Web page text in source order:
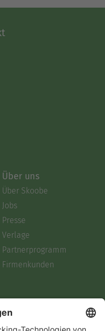
Über uns
Über Skoobe
Jobs
Presse
Verlage
Partnerprogramm
Firmenkunden